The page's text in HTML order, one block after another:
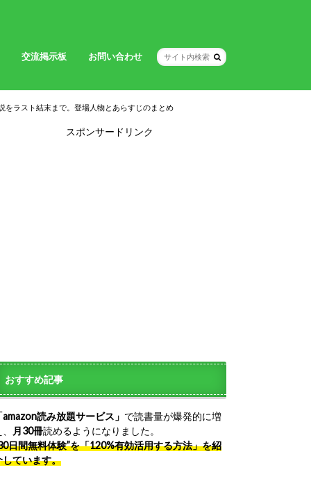
交流掲示板
お問い合わせ
をラスト結末まで。登場人物とあらすじのまとめ
スポンサードリンク
おすすめ記事
amazon読み放題サービス」 で読書量が爆発的に増
月30冊読めるようになりました。
日間無料体験”を「120%有効活用する方法」を紹
しています。